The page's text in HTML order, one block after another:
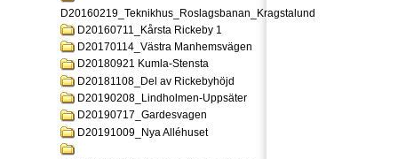
D20160219_Teknikhus_Roslagsbanan_Kragstalund
D20160711_Kårsta Rickeby 1
D20170114_Västra Manhemsvägen
D20180921 Kumla-Stensta
D20181108_Del av Rickebyhöjd
D20190208_Lindholmen-Uppsäter
D20190717_Gardesvagen
D20191009_Nya Alléhuset